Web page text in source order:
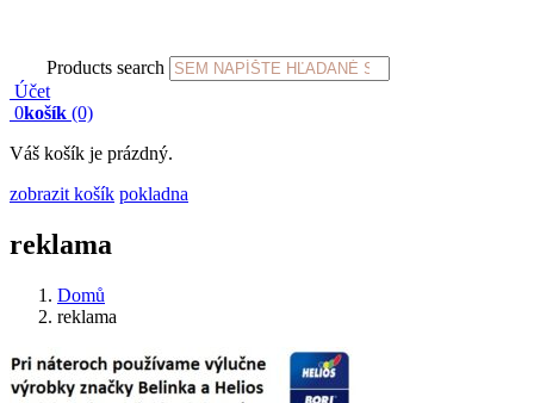
Products search
Účet
0košík (0)
Váš košík je prázdný.
zobrazit košík pokladna
reklama
Domů
reklama